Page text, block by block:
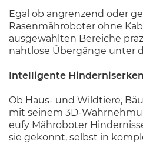
Egal ob angrenzend oder
Rasenmähroboter ohne
ausgewählten Bereiche
nahtlose Übergänge unter
Intelligente
Ob Haus- und Wildtiere,
mit seinem 3D-
eufy Mähroboter
sie gekonnt, selbst in